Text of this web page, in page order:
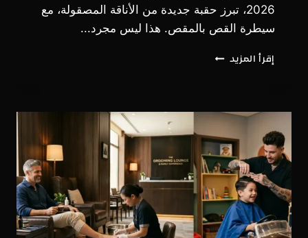
2026، تبرز حقبة جديدة من الأناقة المصقولة، مع
سيطرة القص بالمقص. هذا ليس مجرد...
إقرأ المزيد وداعاً
بالمقص..
الجديد
لأناقة
الرجل
في
2026